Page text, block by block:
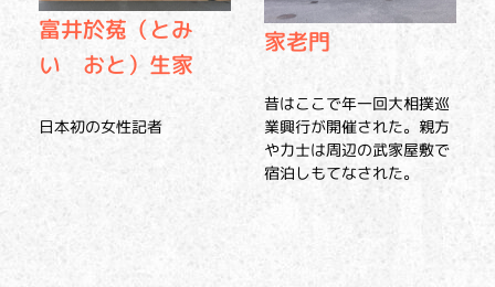
富井於菟（とみ
い おと）生家
日本初の女性記者
家老門
昔はここで年一回大相撲巡
業興行が開催された。親方
や力士は周辺の武家屋敷で
宿泊しもてなされた。